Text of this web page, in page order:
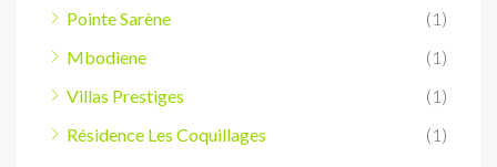
Pointe Sarène
(1)
Mbodiene
(1)
Villas Prestiges
(1)
Résidence Les Coquillages
(1)